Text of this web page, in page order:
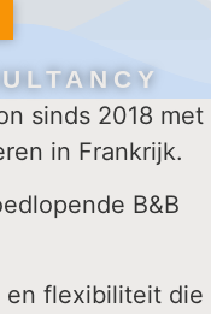
sinds 2018 met
in Frankrijk.
B&B
en flexibiliteit die